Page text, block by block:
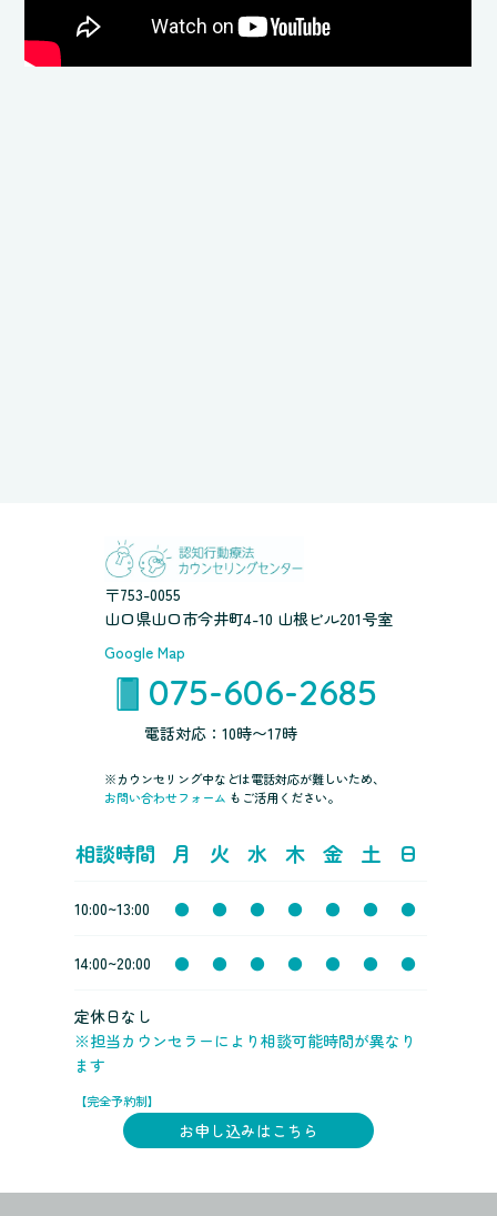
〒753-0055
山口県山口市今井町4-10 山根ビル201号室
Google Map
075-606-2685
電話対応：10時〜17時
※カウンセリング中などは電話対応が難しいため、
お問い合わせフォーム もご活用ください。
相談時間 月 火 水 木 金 土 日
10:00~13:00 ● ● ● ● ● ● ●
14:00~20:00 ● ● ● ● ● ● ●
定休日なし
※担当カウンセラーにより相談可能時間が異なり
ます
【完全予約制】
お申し込みはこちら